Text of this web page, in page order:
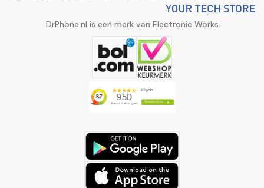
DrPhone.nl is een merk van Electronic Works